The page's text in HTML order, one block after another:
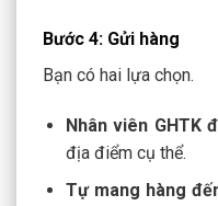
Bước 4: Gửi hàng
Bạn có hai lựa chọn.
Nhân viên GHTK
địa điểm cụ thể.
Tự mang hàng